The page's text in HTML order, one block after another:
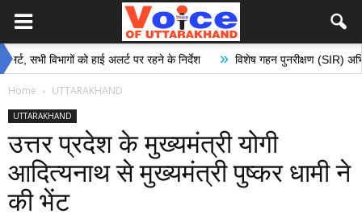
विभागों को हाई अलर्ट पर रहने के निर्देश » विशेष गहन पुनरीक्षण (SIR) अभियान के
Home UTTARAKHAND
UTTARAKHAND
उत्तर प्रदेश के मुख्यमंत्री योगी
आदित्यनाथ से मुख्यमंत्री पुष्कर धामी ने
की भेंट